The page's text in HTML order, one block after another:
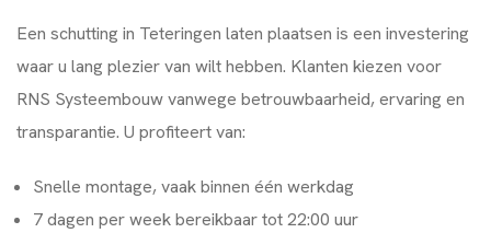
Een schutting in Teteringen laten plaatsen is een investering
waar u lang plezier van wilt hebben. Klanten kiezen voor
RNS Systeembouw vanwege betrouwbaarheid, ervaring en
transparantie. U profiteert van:
Snelle montage, vaak binnen één werkdag
7 dagen per week bereikbaar tot 22:00 uur